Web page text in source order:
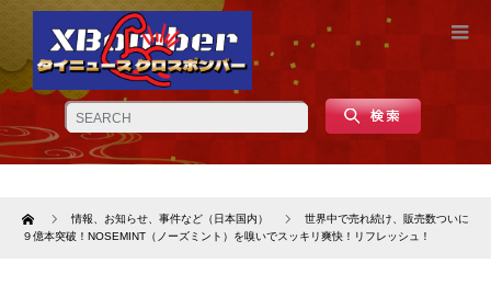
Home 情報、お知らせ、事件など（日本国内）
世界中で売れ続け、販売数ついに
９億本突破！NOSEMINT（ノーズミント）を嗅いでスッキリ爽快！リフレッシュ！